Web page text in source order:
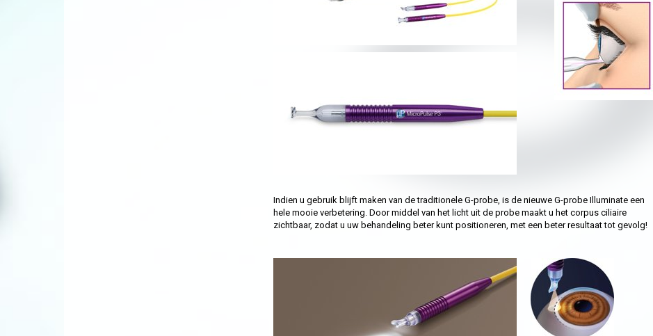
Indien u gebruik blijft maken van de traditionele G-probe, is de nieuwe G-probe Illuminate een
hele mooie verbetering. Door middel van het licht uit de probe maakt u het corpus ciliaire
zichtbaar, zodat u uw behandeling beter kunt positioneren, met een beter resultaat tot gevolg!